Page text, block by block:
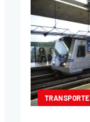
TRANSPORTE